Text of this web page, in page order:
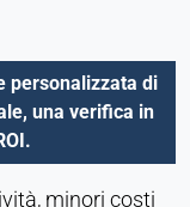
personalizzata di
una verifica in
minori costi